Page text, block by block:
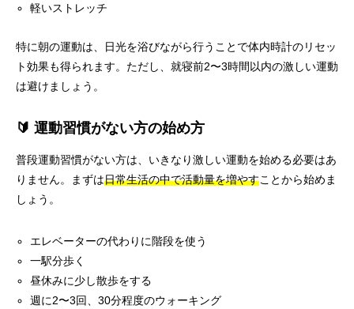
軽いストレッチ
特に朝の運動は、日光を浴びながら行うことで体内時計のリセッ
ト効果も得られます。ただし、就寝前2〜3時間以内の激しい運動
は避けましょう。
🔰 運動習慣がない方の始め方
普段運動習慣がない方は、いきなり激しい運動を始める必要はあ
りません。まずは日常生活の中で活動量を増やすことから始めま
しょう。
エレベーターの代わりに階段を使う
一駅分歩く
昼休みに少し散歩をする
週に2〜3回、30分程度のウォーキング